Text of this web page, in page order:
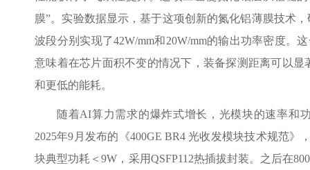
膜”。实验数据显示，基于这项创新的氮化铝薄膜技术
波段分别实现了42W/mm和20W/mm的输出功率密度。
意味着在芯片面积不变的情况下，装备探测距离可以
和更低的能耗。
随着AI算力需求的爆炸式增长，光模块的速率和
2025年9月发布的《400GE BR4 光收发模块技术规范
块典型功耗＜9W，采用QSFP112热插拔封装。之后在